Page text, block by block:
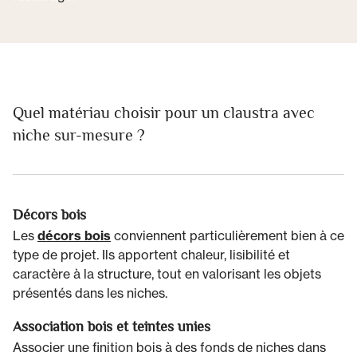
Quel matériau choisir pour un claustra avec
niche sur-mesure ?
Décors bois
Les décors bois conviennent particulièrement bien à ce
type de projet. Ils apportent chaleur, lisibilité et
caractère à la structure, tout en valorisant les objets
présentés dans les niches.
Association bois et teintes unies
Associer une finition bois à des fonds de niches dans